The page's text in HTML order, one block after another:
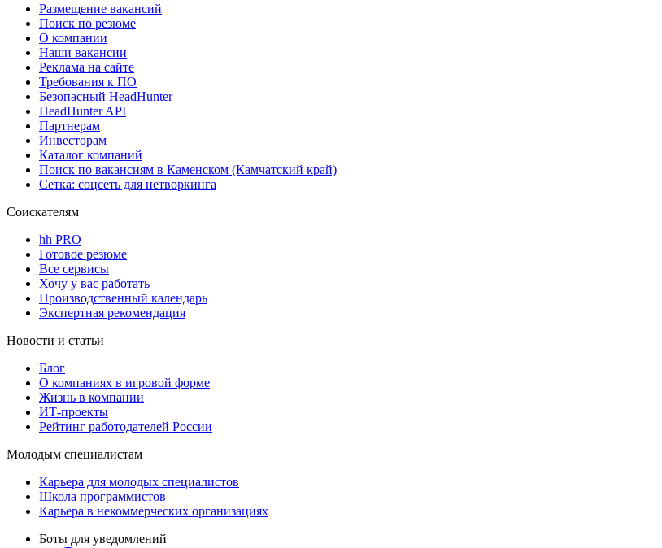
Размещение вакансий
Поиск по резюме
О компании
Наши вакансии
Реклама на сайте
Требования к ПО
Безопасный HeadHunter
HeadHunter API
Партнерам
Инвесторам
Каталог компаний
Поиск по вакансиям в Каменском (Камчатский край)
Сетка: соцсеть для нетворкинга
Соискателям
hh PRO
Готовое резюме
Все сервисы
Хочу у вас работать
Производственный календарь
Экспертная рекомендация
Новости и статьи
Блог
О компаниях в игровой форме
Жизнь в компании
ИТ-проекты
Рейтинг работодателей России
Молодым специалистам
Карьера для молодых специалистов
Школа программистов
Карьера в некоммерческих организациях
Боты для уведомлений